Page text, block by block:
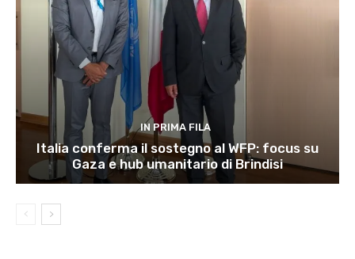
IN PRIMA FILA
Italia conferma il sostegno al WFP: focus su
Gaza e hub umanitario di Brindisi